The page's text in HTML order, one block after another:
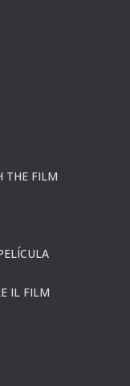
THE FILM
IL FILM